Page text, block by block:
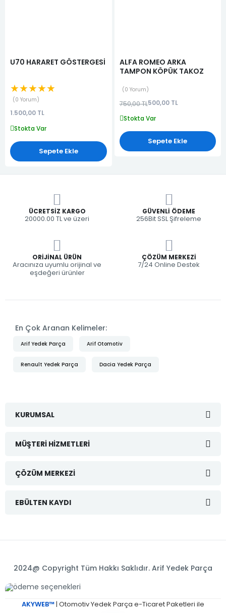
U70 HARARET GÖSTERGESİ
★★★★★
0 Yorum
1.500,00 TL
Stokta Var
Sepete Ekle
ALFA ROMEO ARKA
TAMPON KÖPÜK TAKOZ
0 Yorum
750,00 TL500,00 TL
Stokta Var
Sepete Ekle
ÜCRETSIZ KARGO
20000.00 TL ve üzeri
GÜVENLI ÖDEME
256Bit SSL Şifreleme
ORIJINAL ÜRÜN
Aracınıza uyumlu orijinal ve
eşdeğeri ürünler
ÇÖZÜM MERKEZI
7/24 Online Destek
En Çok Aranan Kelimeler:
Arif Yedek Parça Arif Otomotiv
Renault Yedek Parça Dacia Yedek Parça
KURUMSAL
MÜŞTERI HIZMETLERI
ÇÖZÜM MERKEZI
EBÜLTEN KAYDI
2024@ Copyright Tüm Hakkı Saklıdır. Arif Yedek Parça
AKYWEB™ | Otomotiv Yedek Parça e-Ticaret Paketleri ile